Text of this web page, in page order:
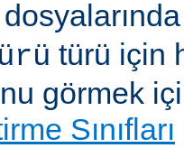
türü için
görmek
Sınıfları